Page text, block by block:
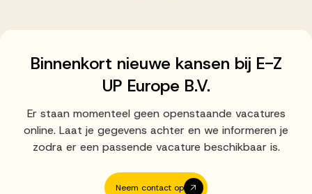
Succesverhalen
Vervulde vacatures
Binnenkort nieuwe kansen bij E-Z
UP Europe B.V.
Er staan momenteel geen openstaande vacatures
online. Laat je gegevens achter en we informeren je
zodra er een passende vacature beschikbaar is.
Neem contact op